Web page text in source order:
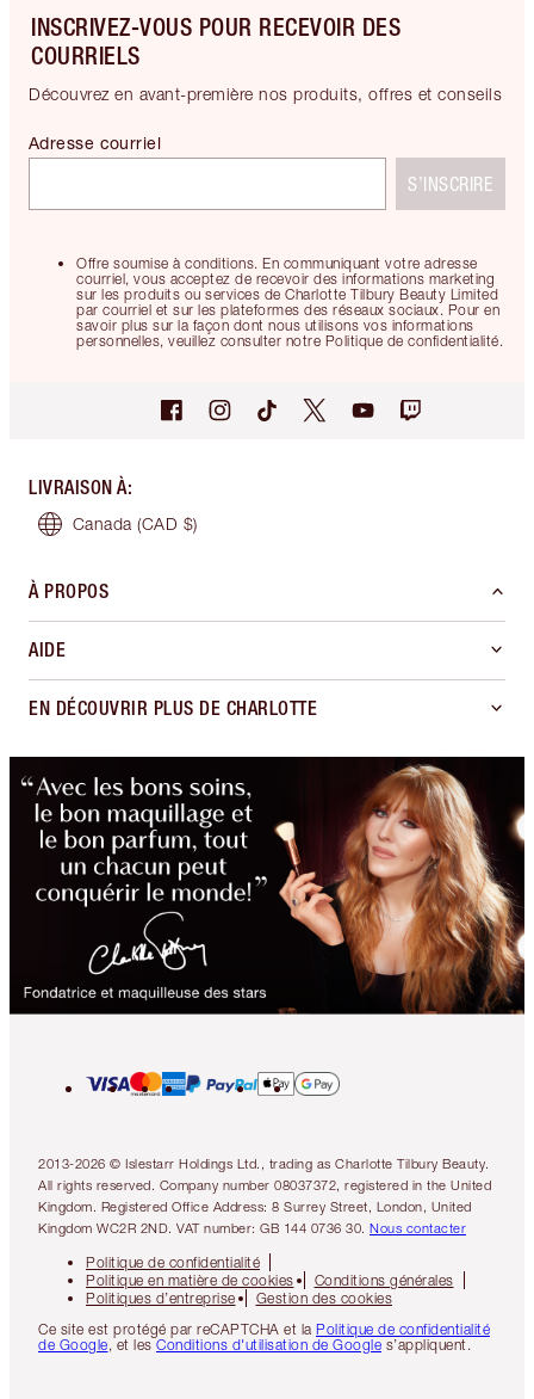
INSCRIVEZ-VOUS POUR RECEVOIR DES
COURRIELS
Découvrez en avant-première nos produits, offres et conseils
Offre soumise à conditions. En communiquant votre adresse
courriel, vous acceptez de recevoir des informations marketing
sur les produits ou services de Charlotte Tilbury Beauty Limited
par courriel et sur les plateformes des réseaux sociaux. Pour en
savoir plus sur la façon dont nous utilisons vos informations
personnelles, veuillez consulter notre Politique de confidentialité.
Adresse courriel
S’INSCRIRE
LIVRAISON À:
Canada (CAD $)
À PROPOS
AIDE
EN DÉCOUVRIR PLUS DE CHARLOTTE
2013-2026 © Islestarr Holdings Ltd., trading as Charlotte Tilbury Beauty.
All rights reserved. Company number 08037372, registered in the United
Kingdom. Registered Office Address: 8 Surrey Street, London, United
Kingdom WC2R 2ND. VAT number: GB 144 0736 30. Nous contacter
Politique de confidentialité
Politique en matière de cookies
Conditions générales
Politiques d’entreprise
Gestion des cookies
Ce site est protégé par reCAPTCHA et la Politique de confidentialité
de Google, et les Conditions d'utilisation de Google s’appliquent.